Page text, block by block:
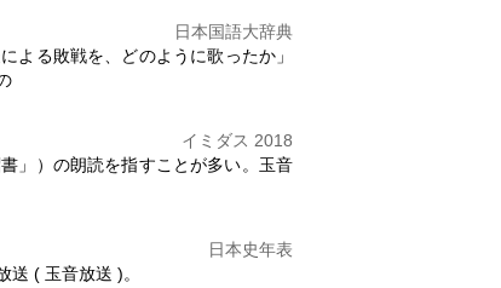
日本国語大辞典
による敗戦を、どのように歌ったか」
イミダス 2018
」）の朗読を指すことが多い。 玉音
日本史年表
送 ( 玉音放送 )。